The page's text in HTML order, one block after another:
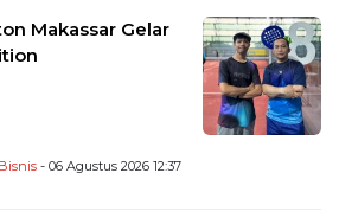
Makassar Gelar
Bisnis - 06 Agustus 2026 12:37